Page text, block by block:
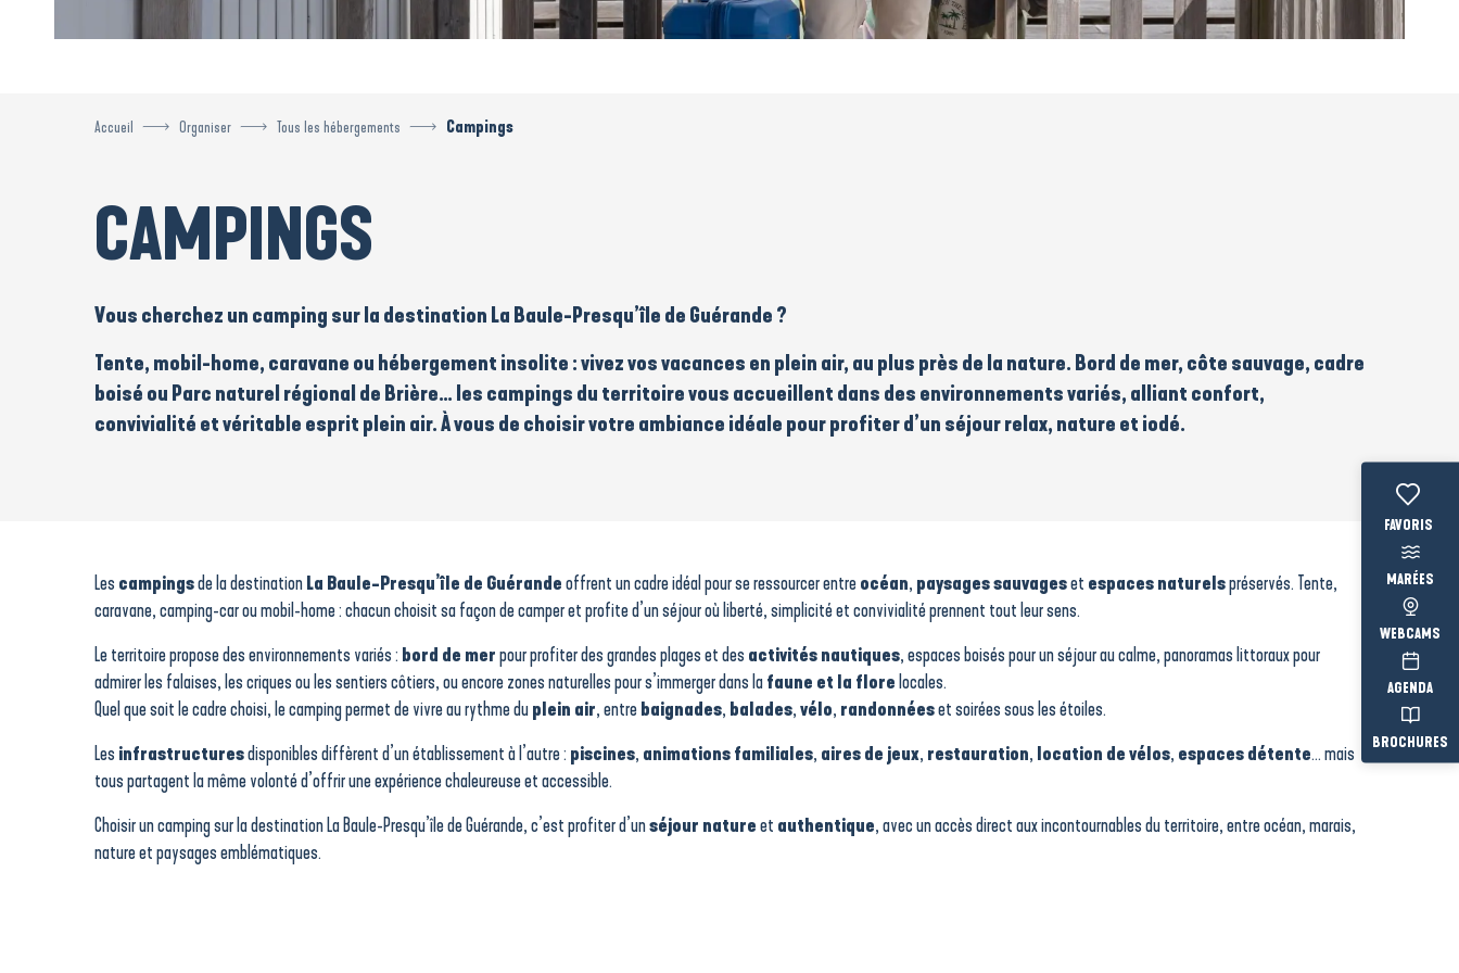
Voir les
MARÉES
WEBCAMS
AGENDA
BROCHURES
Accueil Organiser Tous les hébergements Campings
CAMPINGS
Vous cherchez un camping sur la destination La Baule-Presqu’île de Guérande ?
Tente, mobil-home, caravane ou hébergement insolite : vivez vos vacances en plein air, au plus près de la nature. Bord de mer, côte sauvage, cadre
boisé ou Parc naturel régional de Brière… les campings du territoire vous accueillent dans des environnements variés, alliant confort,
convivialité et véritable esprit plein air. À vous de choisir votre ambiance idéale pour profiter d’un séjour relax, nature et iodé.
Camping - Le Beaupré
Camping Municipal - Les Mouettes
Camping Municipal - Le Clein
Camping - L'Eden
Bontempo Village Le Pouldroit
Aire de camping-cars Le Véridet
Camping - Village vacances Cévéo Château de Tréambert
Camping - Le Welcome
Camping - Le Domaine du Mès
Camping de la Baie
Les campingsde la destinationLa Baule-Presqu’île de Guérandeoffrent un cadre idéal pour se ressourcer entreocéan, paysages sauvageset espaces naturelspréservés. Tente,
caravane, camping-car ou mobil-home : chacun choisit sa façon de camper et profite d’un séjour où liberté, simplicité et convivialité prennent tout leur sens.
Le territoire propose des environnements variés : bord de merpour profiter des grandes plages et des activités nautiques, espaces boisés pour un séjour au calme, panoramas littoraux pour
admirer les falaises, les criques ou les sentiers côtiers, ou encore zones naturelles pour s’immerger dans lafaune et la flore locales.
Quel que soit le cadre choisi, le camping permet de vivre au rythme duplein air, entrebaignades, balades,vélo, randonnéeset soirées sous les étoiles.
Les infrastructuresdisponibles diffèrent d’un établissement à l’autre : piscines, animations familiales, aires de jeux, restauration, location de vélos, espaces détente… mais
tous partagent la même volonté d’offrir une expérience chaleureuse et accessible.
Choisir un camping sur la destination La Baule-Presqu’île de Guérande, c’est profiter d’unséjour natureet authentique, avec un accès direct aux incontournables du territoire, entre océan, marais,
nature et paysages emblématiques.